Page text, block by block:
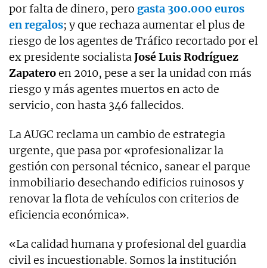
por falta de dinero, pero gasta 300.000 euros
en regalos; y que rechaza aumentar el plus de
riesgo de los agentes de Tráfico recortado por el
ex presidente socialistaJosé Luis Rodríguez
Zapateroen 2010, pese a ser la unidad con más
riesgo y más agentes muertos en acto de
servicio, con hasta 346 fallecidos.
La AUGC reclama un cambio de estrategia
urgente, que pasa por «profesionalizar la
gestión con personal técnico, sanear el parque
inmobiliario desechando edificios ruinosos y
renovar la flota de vehículos con criterios de
eficiencia económica».
«La calidad humana y profesional del guardia
civil es incuestionable. Somos la institución